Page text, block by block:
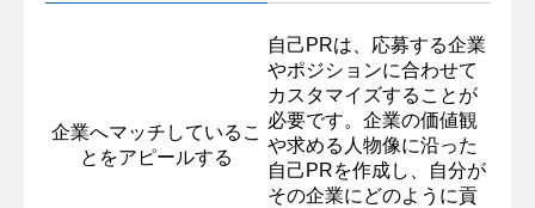
企業へマッチしているこ
とをアピールする
自己PRは、応募する企業
やポジションに合わせて
カスタマイズすることが
必要です。企業の価値観
や求める人物像に沿った
自己PRを作成し、自分が
その企業にどのように貢